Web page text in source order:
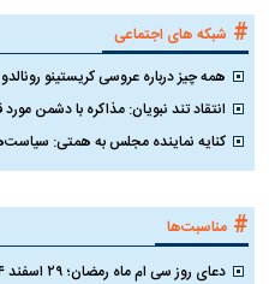
# شبکه های اجتماعی
همه چیز درباره عروسی کریستینو
انتقاد تند نبویان: مذاکره با دشمن
کنایه نماینده مجلس به همتی:
# مناسبت‌ها
دعای روز سی ام ماه رمضان؛ ۲۹ اسفند ۱۴۰۴